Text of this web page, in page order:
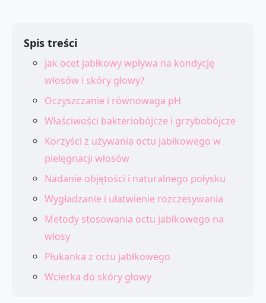
Spis treści
Jak ocet jabłkowy wpływa na kondycję
włosów i skóry głowy?
Oczyszczanie i równowaga pH
Właściwości bakteriobójcze i grzybobójcze
Korzyści z używania octu jabłkowego w
pielęgnacji włosów
Nadanie objętości i naturalnego połysku
Wygładzanie i ułatwienie rozczesywania
Metody stosowania octu jabłkowego na
włosy
Płukanka z octu jabłkowego
Wcierka do skóry głowy